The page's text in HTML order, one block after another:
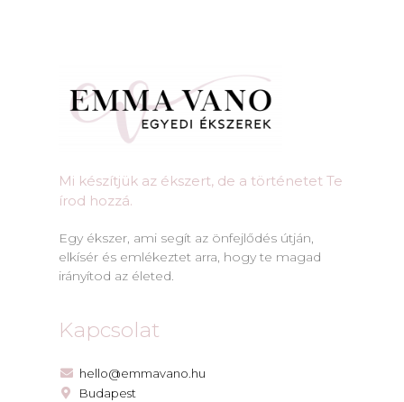
Mi készítjük az ékszert, de a történetet Te
írod hozzá.​
Egy ékszer, ami segít az önfejlődés útján,
elkísér és emlékeztet arra, hogy te magad
irányítod az életed.
Kapcsolat
hello@emmavano.hu
Budapest